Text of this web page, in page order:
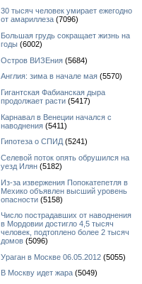
30 тысяч человек умирает ежегодно
от амариллеза (7096)
Большая грудь сокращает жизнь на
годы (6002)
Остров ВИЗЕния (5684)
Англия: зима в начале мая (5570)
Гигантская Фабианская дыра
продолжает расти (5417)
Карнавал в Венеции начался с
наводнения (5411)
Гипотеза о СПИД (5241)
Селевой поток опять обрушился на
уезд Илян (5182)
Из-за извержения Попокатепетля в
Мехико объявлен высший уровень
опасности (5158)
Число пострадавших от наводнения
в Мордовии достигло 4,5 тысяч
человек, подтоплено более 2 тысяч
домов (5096)
Ураган в Москве 06.05.2012 (5055)
В Москву идет жара (5049)